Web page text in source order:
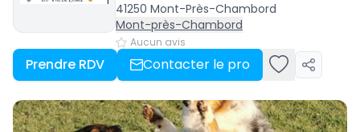
41250 Mont-Près-Chambord
Mont-près-Chambord
Aucun avis
Prendre RDV Contacter le pro